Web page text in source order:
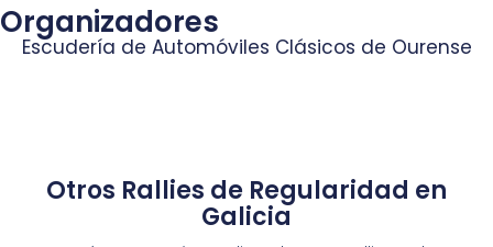
Organizadores
Escudería de Automóviles Clásicos de Ourense
Otros Rallies de Regularidad en
Galicia